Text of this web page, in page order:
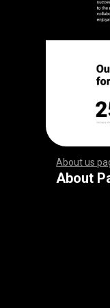
About us
,,,,,,,,,,,,,
,,,,,,,,,,,,,
,,,,,,,,,,,,,
,,,,,,,,,,,,,
,,,,,,,,,,,,,
,,,,,,,,,,,,,
,,,,,,,,,,,,,
,,,,,,,,,,,,,
,,
About